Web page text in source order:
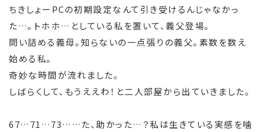
ちきしょーPCの初期設定なんて引き受けるんじゃなかっ
た…。トホホ…としている私を置いて、義父登場。
問い詰める義母。知らないの一点張りの義父。素数を数え
始める私。
奇妙な時間が流れました。
しばらくして、もうええわ！と二人部屋から出ていきました。
67…71…73……た、助かった…？私は生きている実感を噛